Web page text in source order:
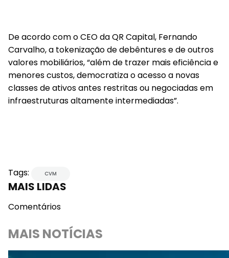
De acordo com o CEO da QR Capital, Fernando
Carvalho, a tokenização de debêntures e de outros
valores mobiliários, “além de trazer mais eficiência e
menores custos, democratiza o acesso a novas
classes de ativos antes restritas ou negociadas em
infraestruturas altamente intermediadas”.
Tags: CVM
MAIS LIDAS
Comentários
MAIS NOTÍCIAS